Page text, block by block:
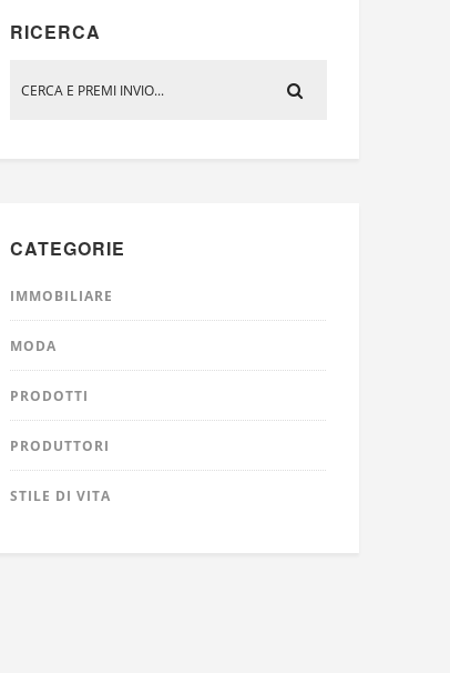
RICERCA
CATEGORIE
IMMOBILIARE
MODA
PRODOTTI
PRODUTTORI
STILE DI VITA